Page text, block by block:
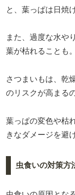
と、葉っぱは日焼
また、過度な水や
葉が枯れることも。
さつまいもは、乾
のリスクが高まる
葉っぱの変色や枯
きなダメージを避
虫食いの対策方